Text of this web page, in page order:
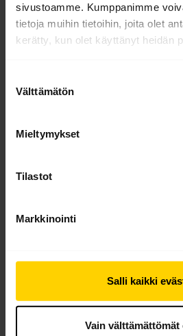
sivustoamme. Kumppanimme
tietoja muihin tietoihin, joita olet
kerätty, kun olet käyttänyt heidän
valinta
Välttämätön
Mieltymykset
Tilastot
Markkinointi
Salli kaikki
Vain välttämättömät
Suomi
Lataa